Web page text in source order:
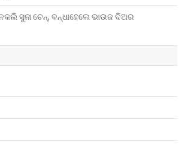
ସୁନା ଚେନ୍, ବନ୍ଧାହେଲେ ଭାଉଜ ଦିଅର